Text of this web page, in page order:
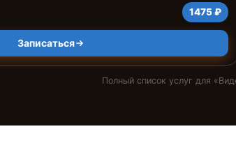
1475 ₽
Записаться
Полный список услуг для «